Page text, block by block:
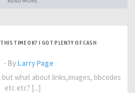
TIME OK? I GOT PLENTY OF CASH
- By Larry Page
what about links,images, bbcodes
etc etc? [...]